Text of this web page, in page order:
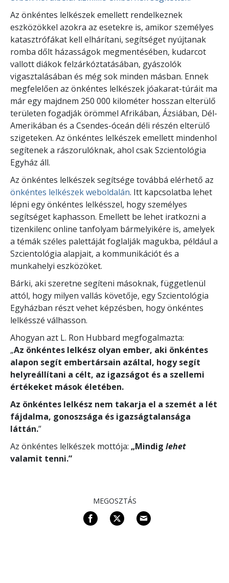
Az önkéntes lelkészek emellett rendelkeznek
eszközökkel azokra az esetekre is, amikor személyes
katasztrófákat kell elhárítani, segítséget nyújtanak
romba dőlt házasságok megmentésében, kudarcot
vallott diákok felzárkóztatásában, gyászolók
vigasztalásában és még sok minden másban. Ennek
megfelelően az önkéntes lelkészek jóakarat-túráit ma
már egy majdnem 250 000 kilométer hosszan elterülő
területen fogadják örömmel Afrikában, Ázsiában, Dél-
Amerikában és a Csendes-óceán déli részén elterülő
szigeteken. Az önkéntes lelkészek emellett mindenhol
segítenek a rászorulóknak, ahol csak Szcientológia
Egyház áll.
Az önkéntes lelkészek segítsége továbbá elérhető az
önkéntes lelkészek weboldalán. Itt kapcsolatba lehet
lépni egy önkéntes lelkésszel, hogy személyes
segítséget kaphasson. Emellett be lehet iratkozni a
tizenkilenc online tanfolyam bármelyikére is, amelyek
a témák széles palettáját foglalják magukba, például a
Szcientológia alapjait, a kommunikációt és a
munkahelyi eszközöket.
Bárki, aki szeretne segíteni másoknak, függetlenül
attól, hogy milyen vallás követője, egy Szcientológia
Egyházban részt vehet képzésben, hogy önkéntes
lelkésszé válhasson.
Ahogyan azt L. Ron Hubbard megfogalmazta:
„Az önkéntes lelkész olyan ember, aki önkéntes
alapon segít embertársain azáltal, hogy segít
helyreállítani a célt, az igazságot és a szellemi
értékeket mások életében.
Az önkéntes lelkész nem takarja el a szemét a lét
fájdalma, gonoszsága és igazságtalansága
láttán.”
Az önkéntes lelkészek mottója: „Mindig lehet
valamit tenni.”
MEGOSZTÁS